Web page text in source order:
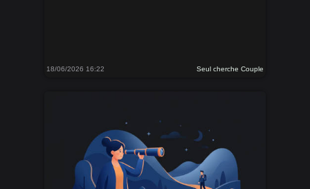
18/06/2026 16:22 Seul cherche Couple